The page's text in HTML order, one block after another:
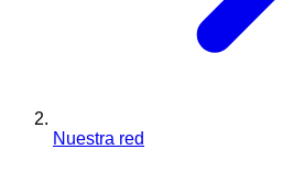
Nuestra red